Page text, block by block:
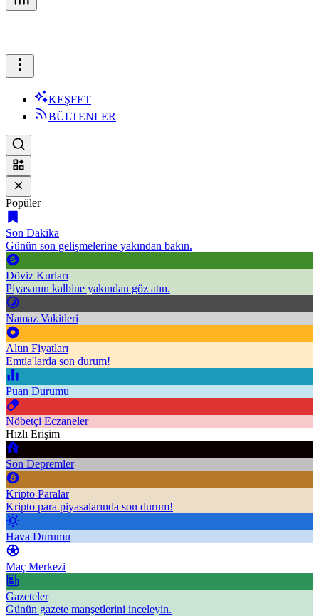
KEŞFET
BÜLTENLER
Popüler
Son Dakika
Günün son gelişmelerine yakından bakın.
Döviz Kurları
Piyasanın kalbine yakından göz atın.
Namaz Vakitleri
Altın Fiyatları
Emtia'larda son durum!
Puan Durumu
Nöbetçi Eczaneler
Hızlı Erişim
Son Depremler
Kripto Paralar
Kripto para piyasalarında son durum!
Hava Durumu
Maç Merkezi
Gazeteler
Günün gazete manşetlerini inceleyin.